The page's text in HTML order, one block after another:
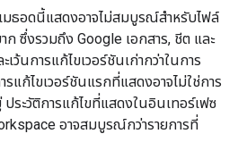
มธอดนี้แสดงอาจไม่สมบูรณ์สำหรับไฟล์
ก ซึ่งรวมถึง Google เอกสาร, ชีต และ
ว้นการแก้ไขเวอร์ชันเก่ากว่าในการ
แก้ไขเวอร์ชันแรกที่แสดงอาจไม่ใช่การ
ระวัติการแก้ไขที่แสดงในอินเทอร์เฟซ
อาจสมบูรณ์กว่ารายการที่